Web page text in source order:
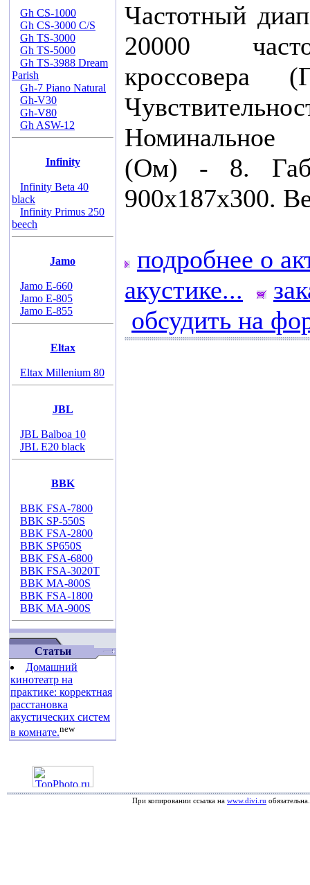
Gh CS-1000
Gh CS-3000 C/S
Gh TS-3000
Gh TS-5000
Gh TS-3988 Dream
Parish
Gh-7 Piano Natural
Gh-V30
Gh-V80
Gh ASW-12
Infinity
Infinity Beta 40
black
Infinity Primus 250
beech
Jamo
Jamo E-660
Jamo E-805
Jamo E-855
Eltax
Eltax Millenium 80
JBL
JBL Balboa 10
JBL E20 black
BBK
BBK FSA-7800
BBK SP-550S
BBK FSA-2800
BBK SP650S
BBK FSA-6800
BBK FSA-3020T
BBK MA-800S
BBK FSA-1800
BBK MA-900S
Статьи
Домашний
кинотеатр на
практике: корректная
расстановка
акустических систем
в комнате.new
Частотный
20000
Номинальное
(Ом) - 8.
900x187x300.
подробнее о
акустике...
обсудить на
При копировании ссылка на www.divi.ru